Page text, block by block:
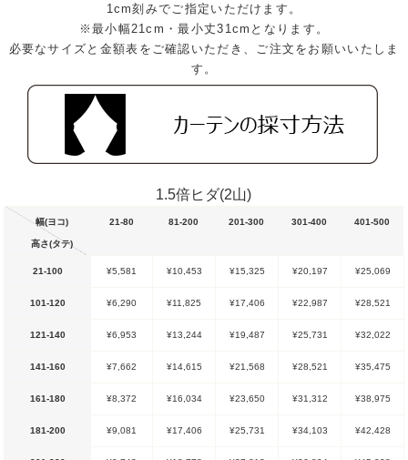
1cm刻みでご指定いただけます。
※最小幅21cm・最小丈31cmとなります。
必要なサイズと金額表をご確認いただき、ご注文をお願いいたしま
す。
1.5倍ヒダ(2山)
幅(ヨコ)
高さ(タテ)
21-80 81-200 201-300 301-400 401-500
21-100 ¥5,581 ¥10,453 ¥15,325 ¥20,197 ¥25,069
101-120 ¥6,290 ¥11,825 ¥17,406 ¥22,987 ¥28,521
121-140 ¥6,953 ¥13,244 ¥19,487 ¥25,731 ¥32,022
141-160 ¥7,662 ¥14,615 ¥21,568 ¥28,521 ¥35,475
161-180 ¥8,372 ¥16,034 ¥23,650 ¥31,312 ¥38,975
181-200 ¥9,081 ¥17,406 ¥25,731 ¥34,103 ¥42,428